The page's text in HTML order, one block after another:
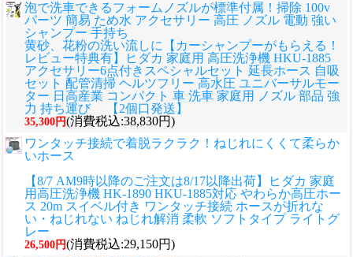
泡で洗車できるフォームノズルが標準付属！掃除 100v
パーツ 簡易 ため水 アクセサリー 高圧 ノズル 電動 強い
シャンプー 手持ち
黄砂、花粉の洗い流しに
【カーシャンプーがもらえる！
レビュー特典有】ヒダカ 家庭用 高圧洗浄機 HKU-1885
アクセサリー6点付きスペシャルセット 延長ホース 自吸
セット 配管清掃 ヘルツフリー 高水圧 ユニバーサルモー
ター 日高産業 コンパクト 車 洗車 家庭用 ノズル 部品 強
力 持ち運び 【2個口発送】
35,300円(消費税込:38,830円)
ワンタッチ接続で着脱ラクラク！ねじれにくくて柔らか
いホース
【8/7 AM9時以降のご注文は8/17以降出荷】ヒダカ 家庭
用高圧洗浄機 HK-1890 HKU-1885対応 やわらか高圧ホー
ス 20m スイベル付き ワンタッチ接続 ホースが折れな
い・ねじれない ねじれ解消 柔軟 ソフトタイプ ライトグ
レー
26,500円(消費税込:29,150円)